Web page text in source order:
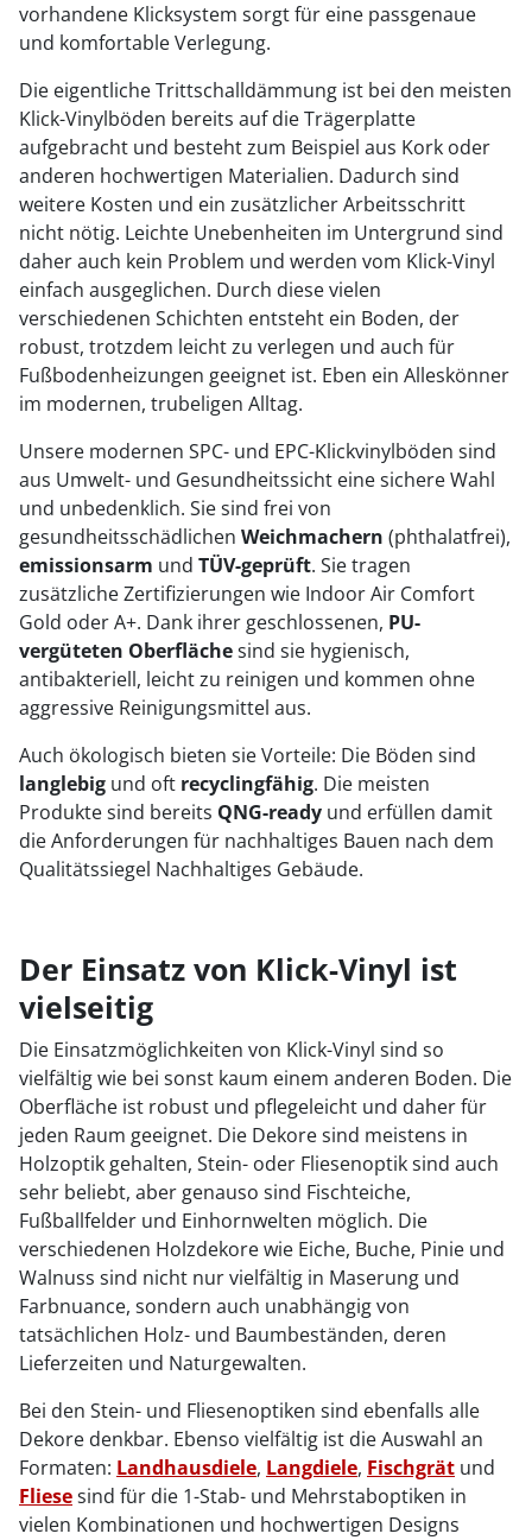
vorhandene Klicksystem sorgt für eine passgenaue
und komfortable Verlegung.
Die eigentliche Trittschalldämmung ist bei den meisten
Klick-Vinylböden bereits auf die Trägerplatte
aufgebracht und besteht zum Beispiel aus Kork oder
anderen hochwertigen Materialien. Dadurch sind
weitere Kosten und ein zusätzlicher Arbeitsschritt
nicht nötig. Leichte Unebenheiten im Untergrund sind
daher auch kein Problem und werden vom Klick-Vinyl
einfach ausgeglichen. Durch diese vielen
verschiedenen Schichten entsteht ein Boden, der
robust, trotzdem leicht zu verlegen und auch für
Fußbodenheizungen geeignet ist. Eben ein Alleskönner
im modernen, trubeligen Alltag.
Unsere modernen SPC- und EPC-Klickvinylböden sind
aus Umwelt- und Gesundheitssicht eine sichere Wahl
und unbedenklich. Sie sind frei von
gesundheitsschädlichen Weichmachern (phthalatfrei),
emissionsarm und TÜV-geprüft. Sie tragen
zusätzliche Zertifizierungen wie Indoor Air Comfort
Gold oder A+. Dank ihrer geschlossenen, PU-
vergüteten Oberflächesind sie hygienisch,
antibakteriell, leicht zu reinigen und kommen ohne
aggressive Reinigungsmittel aus.
Auch ökologisch bieten sie Vorteile: Die Böden sind
langlebig und oft recyclingfähig. Die meisten
Produkte sind bereits QNG-ready und erfüllen damit
die Anforderungen für nachhaltiges Bauen nach dem
Qualitätssiegel Nachhaltiges Gebäude.
Der Einsatz von Klick-Vinyl ist
vielseitig
Die Einsatzmöglichkeiten von Klick-Vinyl sind so
vielfältig wie bei sonst kaum einem anderen Boden. Die
Oberfläche ist robust und pflegeleicht und daher für
jeden Raum geeignet. Die Dekore sind meistens in
Holzoptik gehalten, Stein- oder Fliesenoptik sind auch
sehr beliebt, aber genauso sind Fischteiche,
Fußballfelder und Einhornwelten möglich. Die
verschiedenen Holzdekore wie Eiche, Buche, Pinie und
Walnuss sind nicht nur vielfältig in Maserung und
Farbnuance, sondern auch unabhängig von
tatsächlichen Holz- und Baumbeständen, deren
Lieferzeiten und Naturgewalten.
Bei den Stein- und Fliesenoptiken sind ebenfalls alle
Dekore denkbar. Ebenso vielfältig ist die Auswahl an
Formaten: Landhausdiele, Langdiele, Fischgrät und
Fliesesind für die 1-Stab- und Mehrstaboptiken in
vielen Kombinationen und hochwertigen Designs